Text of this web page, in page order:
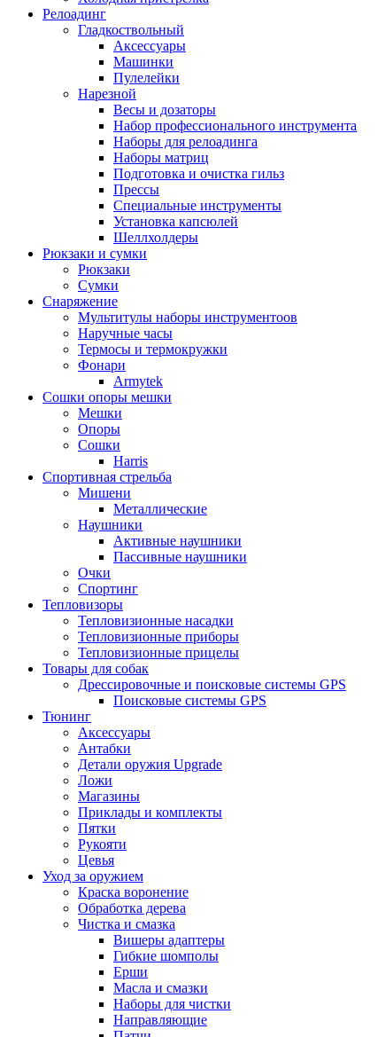
Релоадинг
Гладкоствольный
Аксессуары
Машинки
Пулелейки
Нарезной
Весы и дозаторы
Набор профессионального инструмента
Наборы для релоадинга
Наборы матриц
Подготовка и очистка гильз
Прессы
Специальные инструменты
Установка капсюлей
Шеллхолдеры
Рюкзаки и сумки
Рюкзаки
Сумки
Снаряжение
Мультитулы наборы инструментоов
Наручные часы
Термосы и термокружки
Фонари
Armytek
Сошки опоры мешки
Мешки
Опоры
Сошки
Harris
Спортивная стрельба
Мишени
Металлические
Наушники
Активные наушники
Пассивные наушники
Очки
Спортинг
Тепловизоры
Тепловизионные насадки
Тепловизионные приборы
Тепловизионные прицелы
Товары для собак
Дрессировочные и поисковые системы GPS
Поисковые системы GPS
Тюнинг
Аксессуары
Антабки
Детали оружия Upgrade
Ложи
Магазины
Приклады и комплекты
Пятки
Рукояти
Цевья
Уход за оружием
Краска воронение
Обработка дерева
Чистка и смазка
Вишеры адаптеры
Гибкие шомполы
Ерши
Масла и смазки
Наборы для чистки
Направляющие